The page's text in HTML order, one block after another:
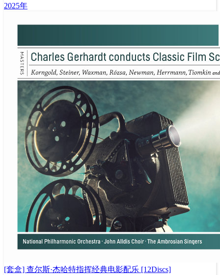
2025年
[套盒] 查尔斯·杰哈特指挥经典电影配乐 [12Discs]